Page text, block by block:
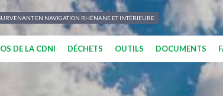
EN NAVIGATION RHÉNANE ET INTÉRIEURE
DE LA CDNI DÉCHETS OUTILS DOCUMENTS